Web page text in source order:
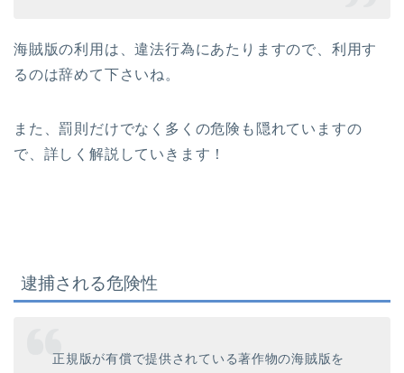
海賊版の利用は、違法行為にあたりますので、利用す
るのは辞めて下さいね。
また、罰則だけでなく多くの危険も隠れていますの
で、詳しく解説していきます！
逮捕される危険性
正規版が有償で提供されている著作物の海賊版を